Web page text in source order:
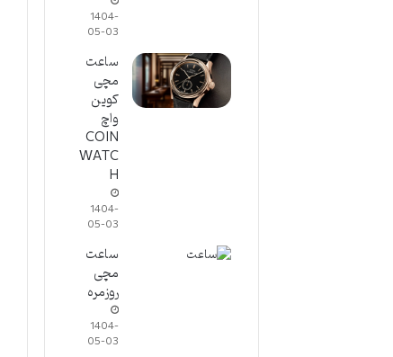
1404-
05-03
ساعت
مچی
کوین
واچ
COIN
WATC
H
1404-
05-03
ساعت
مچی
روزمره
1404-
05-03